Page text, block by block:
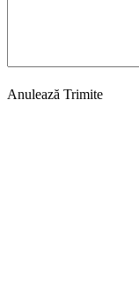
Anulează Trimite